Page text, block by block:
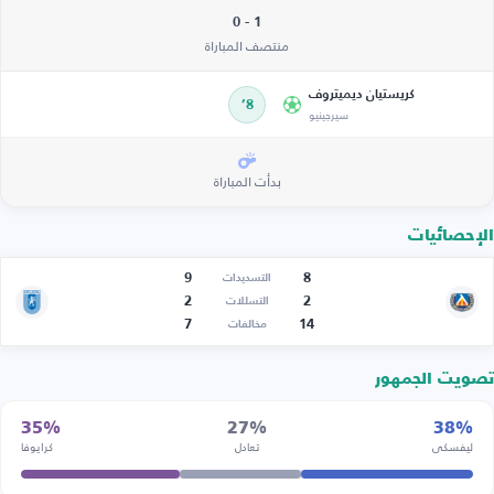
1 - 0
منتصف المباراة
كريستيان ديميتروف
سيرجينيو 8’
بدأت المباراة
الإحصائيات
8 التسديدات
9
2
التسللات
2
14
مخالفات 7
تصويت الجمهور
38%
ليفسكي
27%
تعادل
35%
كرايوفا